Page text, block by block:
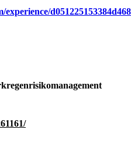
experience/